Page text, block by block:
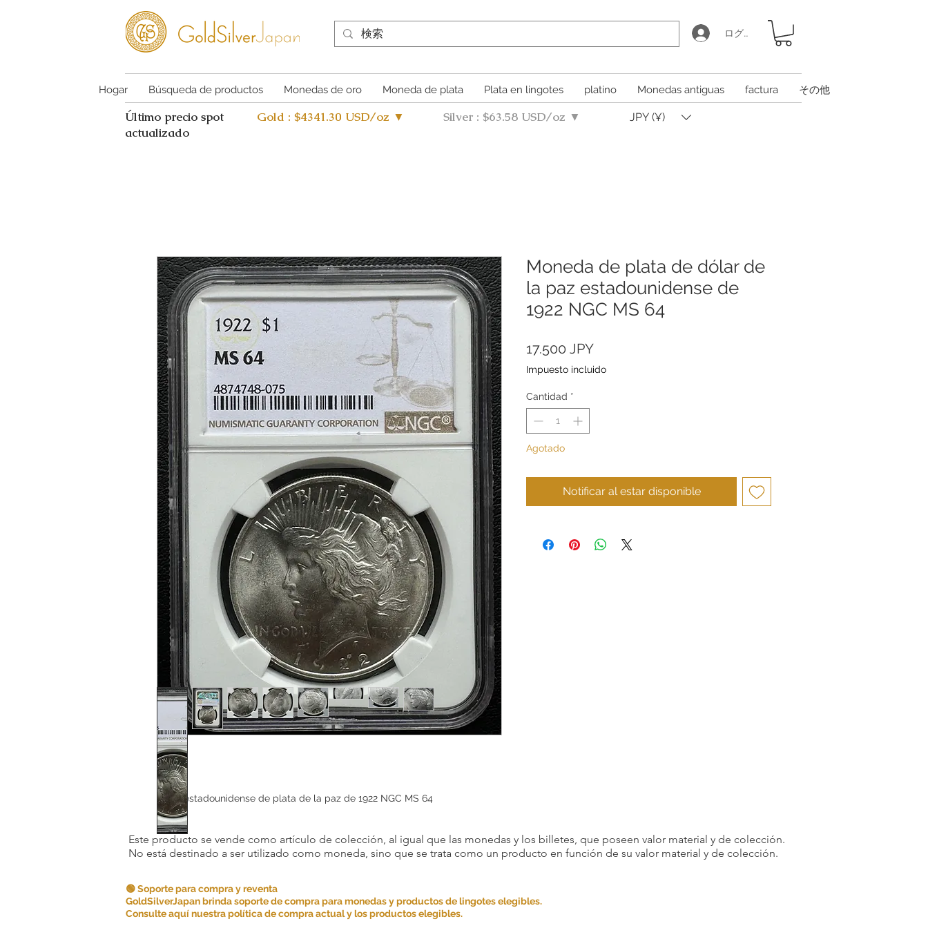
ログイン
Hogar Búsqueda de productos Monedas de oro Moneda de plata Plata en lingotes platino Monedas antiguas factura その他
Último precio spot
actualizado
Gold : $4341.30 USD/oz ▼ Silver : $63.58 USD/oz ▼ JPY (¥)
Dólar estadounidense de plata de la paz de 1922 NGC MS 64
Moneda de plata de dólar de
la paz estadounidense de
1922 NGC MS 64
17.500 JPYPrecio
Impuesto incluido
Cantidad *
Agotado
Notificar al estar disponible
Este producto se vende como artículo de colección, al igual que las monedas y los billetes, que poseen valor material y de colección.
No está destinado a ser utilizado como moneda, sino que se trata como un producto en función de su valor material y de colección.
🟢 Soporte para compra y reventa
GoldSilverJapan brinda soporte de compra para monedas y productos de lingotes elegibles.
Consulte aquí nuestra política de compra actual y los productos elegibles.